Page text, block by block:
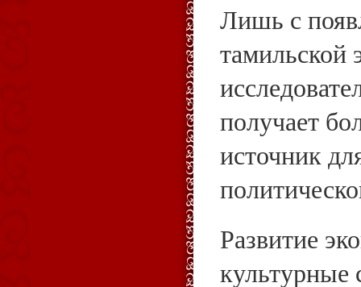
Лишь с
тамильской
получает
источник
Развитие
культурные